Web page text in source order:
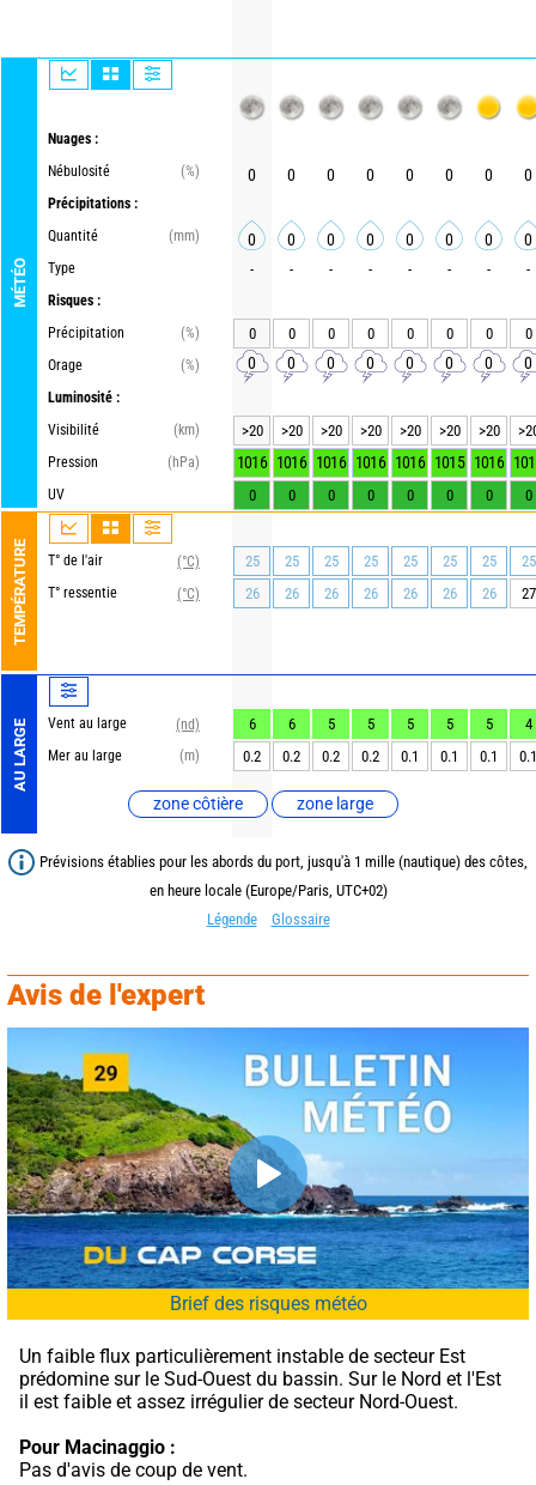
MÉTÉO
Nuages :
Nébulosité
(%)
Précipitations :
Quantité
(mm)
Type
Risques :
Précipitation
(%)
Orage
(%)
Luminosité :
Visibilité
(km)
Pression
(hPa)
UV
TEMPÉRATURE T° de l'air
(°C)
T° ressentie
(°C)
AU LARGE Vent au large
(nd)
Mer au large
(m)
zone côtière zone large
0 0 0 0 0 0 0 0
0 0 0 0 0 0 0 0
- - - - - - - -
0 0 0 0 0 0 0 0
0 0 0 0 0 0 0 0
>20 >20 >20 >20 >20 >20 >20
1016 1016 1016 1016 1016 1015 1016
0 0 0 0 0 0 0 0
25 25 25 25 25 25 25
25
26
26 26 26 26 26 26 27
6 6 5 5 5 5 5
4
0.2
0.2 0.2 0.2 0.1 0.1 0.1 0.1
Prévisions établies pour les abords du port, jusqu'à 1 mille (nautique) des côtes,
en heure locale (Europe/Paris, UTC+02)
Légende
Glossaire
Avis de l'expert
Brief des risques météo
Un faible flux particulièrement instable de secteur Est
prédomine sur le Sud-Ouest du bassin. Sur le Nord et l'Est
il est faible et assez irrégulier de secteur Nord-Ouest.
Pour Macinaggio :
Pas d'avis de coup de vent.